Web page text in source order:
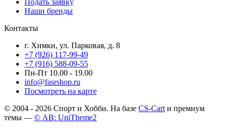
Подать заявку
Наши бренды
Контакты
г. Химки, ул. Парковая, д. 8
+7 (926) 117-99-49
+7 (916) 588-09-55
Пн-Пт 10.00 - 19.00
info@fasrshop.ru
Посмотреть на карте
© 2004 - 2026 Спорт и Хобби. На базе CS-Cart и премиум
темы — © AB: UniTheme2